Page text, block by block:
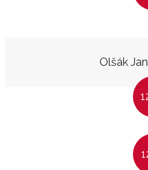
Olšák Jan